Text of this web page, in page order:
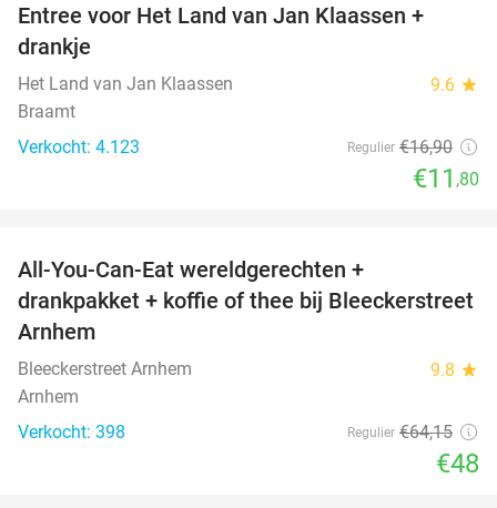
Entree voor Het Land van Jan Klaassen +
drankje
Het Land van Jan Klaassen 9.6 star
Braamt
Verkocht: 4.123
Regulier €16,90
€11 ,80
All-You-Can-Eat wereldgerechten +
drankpakket + koffie of thee bij Bleeckerstreet
Arnhem
Bleeckerstreet Arnhem 9.8 star
Arnhem
Verkocht: 398
Regulier €64,15
€48